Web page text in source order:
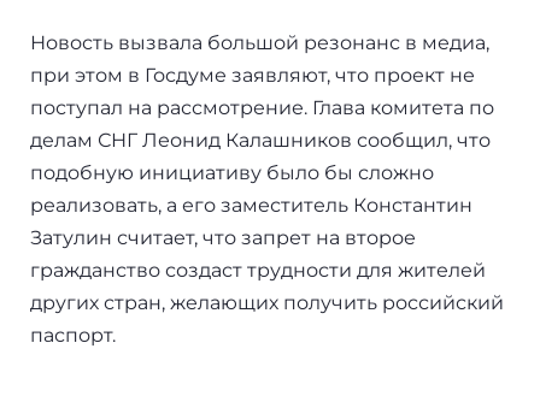
Новость вызвала большой резонанс в медиа,
при этом в Госдуме заявляют, что проект не
поступал на рассмотрение. Глава комитета по
делам СНГ Леонид Калашников сообщил, что
подобную инициативу было бы сложно
реализовать, а его заместитель Константин
Затулин считает, что запрет на второе
гражданство создаст трудности для жителей
других стран, желающих получить российский
паспорт.
США
Парагвай
Другие страны
ОАЭ
Бали
Таиланд